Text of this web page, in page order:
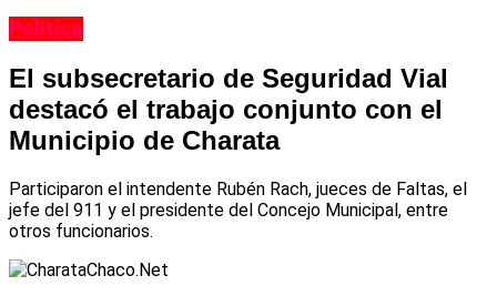
Política
El subsecretario de Seguridad Vial
destacó el trabajo conjunto con el
Municipio de Charata
Participaron el intendente Rubén Rach, jueces de Faltas, el
jefe del 911 y el presidente del Concejo Municipal, entre
otros funcionarios.